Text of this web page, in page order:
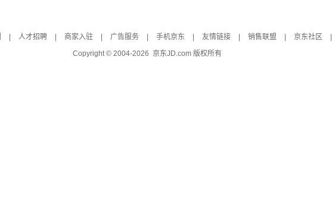
人才招聘 商家入驻 广告服务 手机京东 友情链接 销售联盟 京东社区
Copyright © 2004-2026 京东JD.com 版权所有